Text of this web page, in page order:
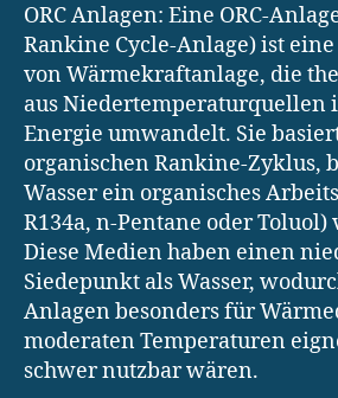
ORC Anlagen: Eine ORC-
Rankine Cycle-Anlage) ist
von Wärmekraftanlage, die
aus Niedertemperaturquellen
Energie umwandelt. Sie
organischen Rankine-Zyklus,
Wasser ein organisches
R134a, n-Pentane oder
Diese Medien haben einen
Siedepunkt als Wasser,
Anlagen besonders für
moderaten Temperaturen
schwer nutzbar wären.